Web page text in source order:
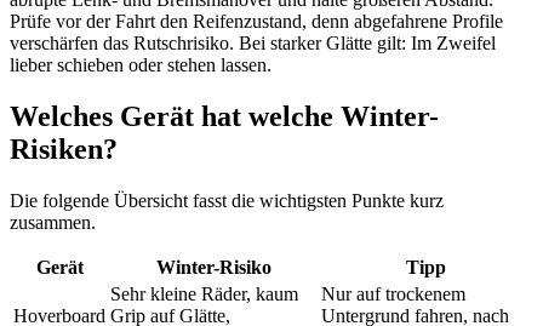
Prüfe vor der Fahrt den Reifenzustand, denn abgefahrene Profile
verschärfen das Rutschrisiko. Bei starker Glätte gilt: Im Zweifel
lieber schieben oder stehen lassen.
Welches Gerät hat welche Winter-
Risiken?
Die folgende Übersicht fasst die wichtigsten Punkte kurz
zusammen.
Gerät Winter-Risiko Tipp
Hoverboard
Sehr kleine Räder, kaum
Grip auf Glätte,
Nur auf trockenem
Untergrund fahren, nach